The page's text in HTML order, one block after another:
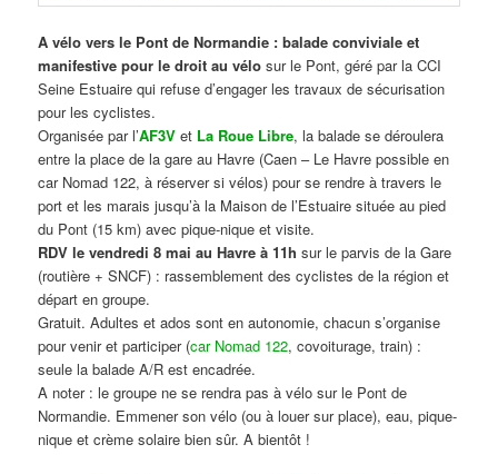
A vélo vers le Pont de Normandie : balade conviviale et
manifestive pour le droit au vélo sur le Pont, géré par la CCI
Seine Estuaire qui refuse d’engager les travaux de sécurisation
pour les cyclistes.
Organisée par l’AF3V et La Roue Libre, la balade se déroulera
entre la place de la gare au Havre (Caen – Le Havre possible en
car Nomad 122, à réserver si vélos) pour se rendre à travers le
port et les marais jusqu’à la Maison de l’Estuaire située au pied
du Pont (15 km) avec pique-nique et visite.
RDV le vendredi 8 mai au Havre à 11h sur le parvis de la Gare
(routière + SNCF) : rassemblement des cyclistes de la région et
départ en groupe.
Gratuit. Adultes et ados sont en autonomie, chacun s’organise
pour venir et participer (car Nomad 122, covoiturage, train) :
seule la balade A/R est encadrée.
A noter : le groupe ne se rendra pas à vélo sur le Pont de
Normandie. Emmener son vélo (ou à louer sur place), eau, pique-
nique et crème solaire bien sûr. A bientôt !